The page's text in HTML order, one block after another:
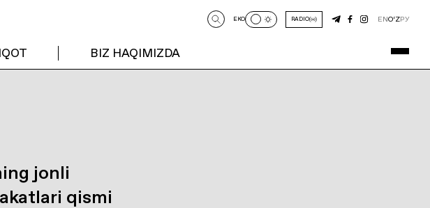
BIZ HAQIMIZDA
EKO RADIO ENO‘ZРУ
jonli
qismi